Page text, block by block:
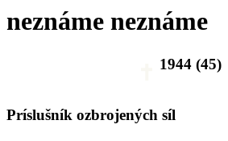
neznáme neznáme
1944 (45)
Príslušník ozbrojených síl